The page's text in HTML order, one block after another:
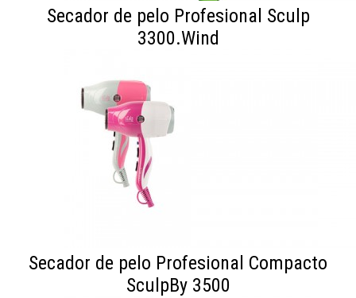
Secador de pelo Profesional Sculp
3300.Wind
Secador de pelo Profesional Compacto
SculpBy 3500